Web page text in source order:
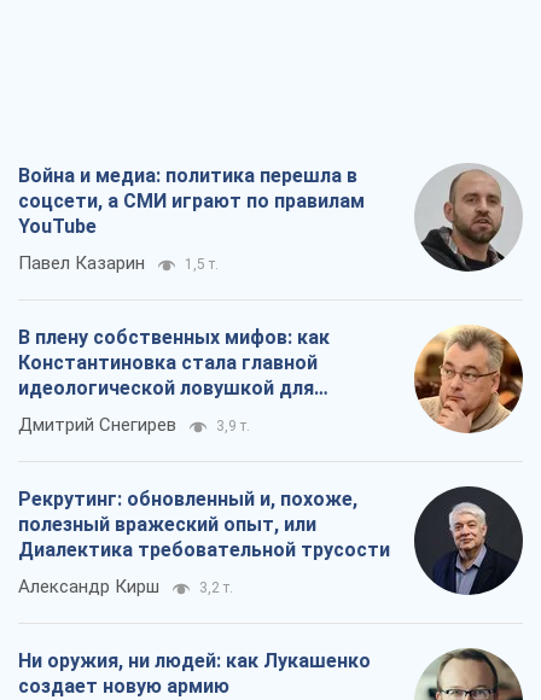
Война и медиа: политика перешла в
соцсети, а СМИ играют по правилам
YouTube
Павел Казарин 1,5 т.
В плену собственных мифов: как
Константиновка стала главной
идеологической ловушкой для
российских оккупантов
Дмитрий Снегирев 3,9 т.
Рекрутинг: обновленный и, похоже,
полезный вражеский опыт, или
Диалектика требовательной трусости
Александр Кирш 3,2 т.
Ни оружия, ни людей: как Лукашенко
создает новую армию